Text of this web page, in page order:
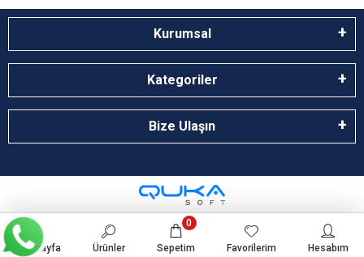
Kurumsal
Kategoriler
Bize Ulaşın
Anasayfa Ürünler Sepetim
0
Favorilerim Hesabım